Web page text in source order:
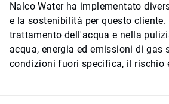
Nalco Water ha implementato
e la sostenibilità per questo
trattamento dell'acqua e nella
acqua, energia ed emissioni di
condizioni fuori specifica, il rischio